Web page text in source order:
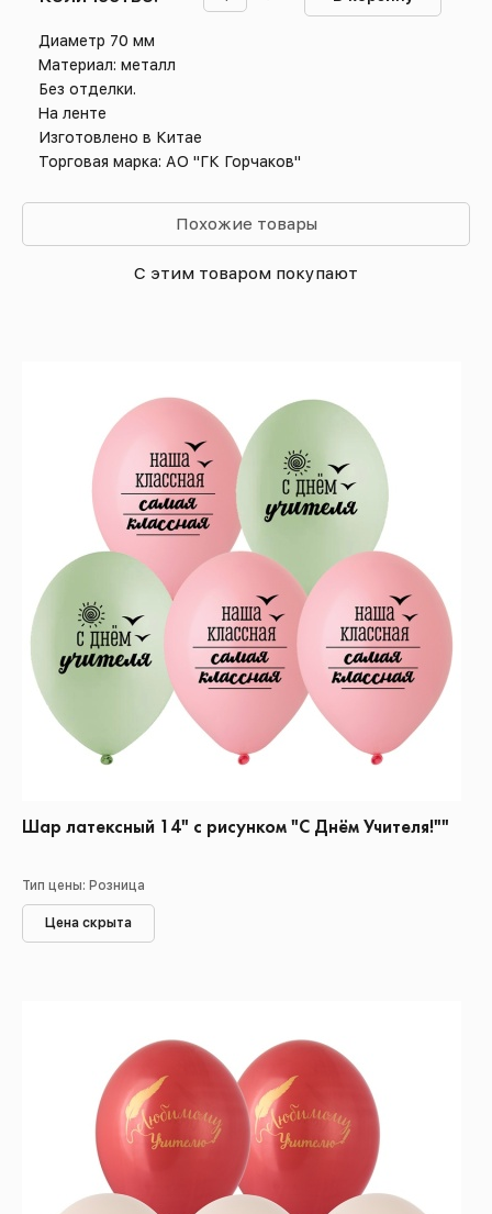
Диаметр 70 мм
Материал: металл
Без отделки.
На ленте
Изготовлено в Китае
Торговая марка: АО "ГК Горчаков"
Похожие товары
С этим товаром покупают
Шар латексный 14" с рисунком "С Днём Учителя!""
Тип цены: Розница
Цена скрыта